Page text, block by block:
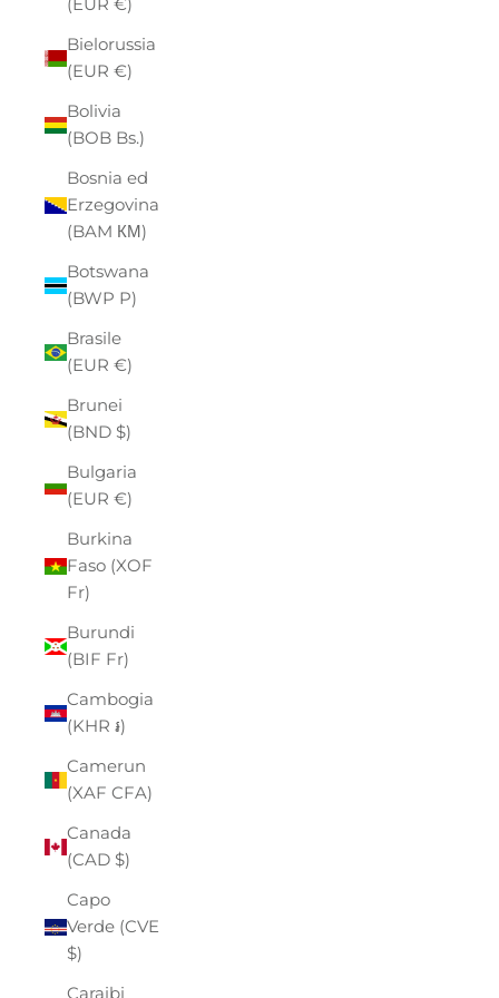
Bielorussia
(EUR €)
Bolivia
(BOB Bs.)
Bosnia ed
Erzegovina
(BAM КМ)
Botswana
(BWP P)
Brasile
(EUR €)
Brunei
(BND $)
Bulgaria
(EUR €)
Burkina
Faso (XOF
Fr)
Burundi
(BIF Fr)
Cambogia
(KHR ៛)
Camerun
(XAF CFA)
Canada
(CAD $)
Capo
Verde (CVE
$)
Caraibi